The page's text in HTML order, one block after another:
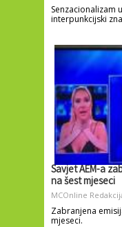
Senzacionalizam
interpunkcijski
Savjet AEM-a
na šest mjeseci
MCOnline
Zabranjena
mjeseci.